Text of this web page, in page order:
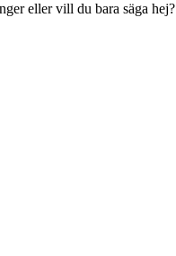
eller vill du bara säga hej?